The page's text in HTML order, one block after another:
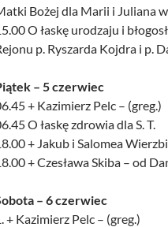
Bożej dla Marii i Juliana
O łaskę urodzaju i
p. Ryszarda Kojdra i p.
– 5 czerwiec
+ Kazimierz Pelc – (greg.)
O łaskę zdrowia dla S. T.
+ Jakub i Salomea
+ Czesława Skiba – od
– 6 czerwiec
+ Kazimierz Pelc – (greg.)